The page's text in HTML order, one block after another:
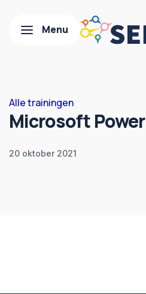
Alle trainingen
Microsoft
20 oktober 2021